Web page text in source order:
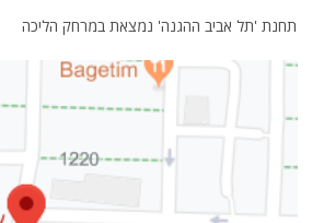
תחנת 'תל אביב ההגנה' נמצאת במרחק הליכה